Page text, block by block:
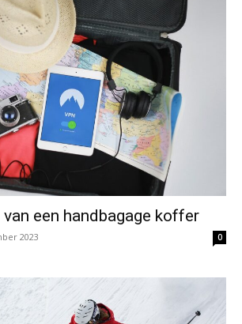
een handbagage koffer
2023 0